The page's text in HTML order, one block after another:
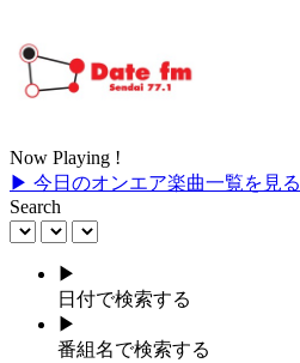
Now Playing !
▶ 今日のオンエア楽曲一覧を見る
Search
▶
日付で検索する
▶
番組名で検索する